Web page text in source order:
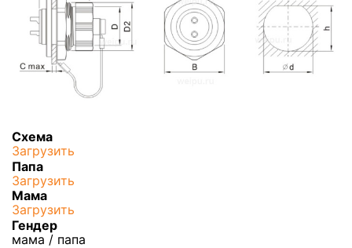
Схема
Загрузить
Папа
Загрузить
Мама
Загрузить
Гендер
мама / папа